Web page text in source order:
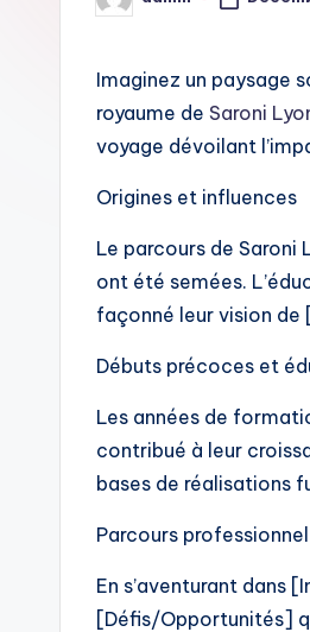
Posted
by
Imaginez un paysage
royaume de Saroni
voyage dévoilant
Origines et influences
Le parcours de Saroni
ont été semées.
façonné leur vision de
Débuts précoces et
Les années de
contribué à leur
bases de réalisations
Parcours professionnel
En s’aventurant dans
[Défis/Opportunités]